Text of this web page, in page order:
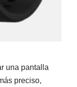
una pantalla
preciso,